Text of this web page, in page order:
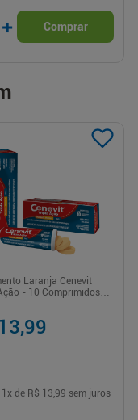
+ Comprar
Laranja Cenevit
- 10 Comprimidos
1 x de R$ 13,99 sem juros